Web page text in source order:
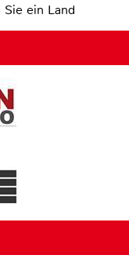
ein Land